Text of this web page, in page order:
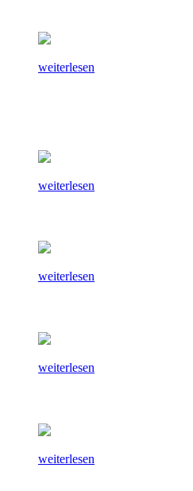
weiterlesen
weiterlesen
weiterlesen
weiterlesen
weiterlesen